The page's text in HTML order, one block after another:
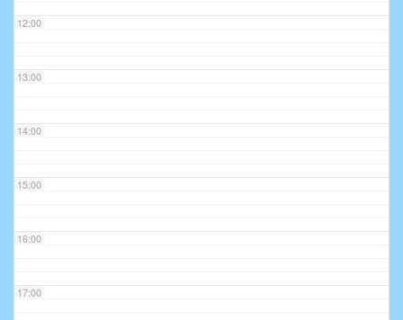
12:00
13:00
14:00
15:00
16:00
17:00